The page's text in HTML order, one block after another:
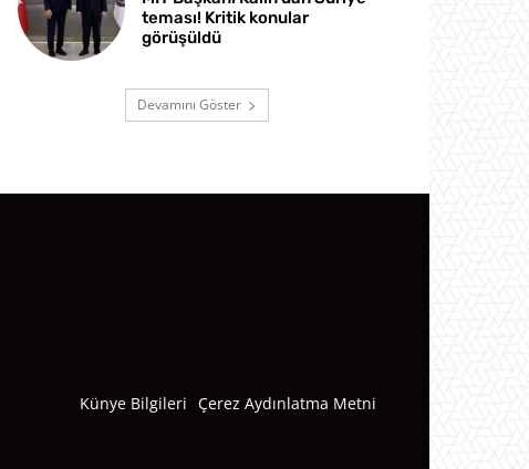
teması! Kritik konular
görüşüldü
Devamını Göster
Künye Bilgileri Çerez Aydınlatma Metni